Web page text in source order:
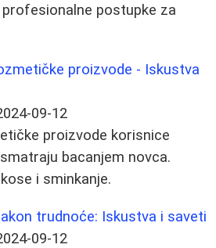
postupke za
proizvode - Iskustva
09-12
proizvode korisnice
bacanjem novca.
i sminkanje.
trudnoće: Iskustva i saveti
09-12